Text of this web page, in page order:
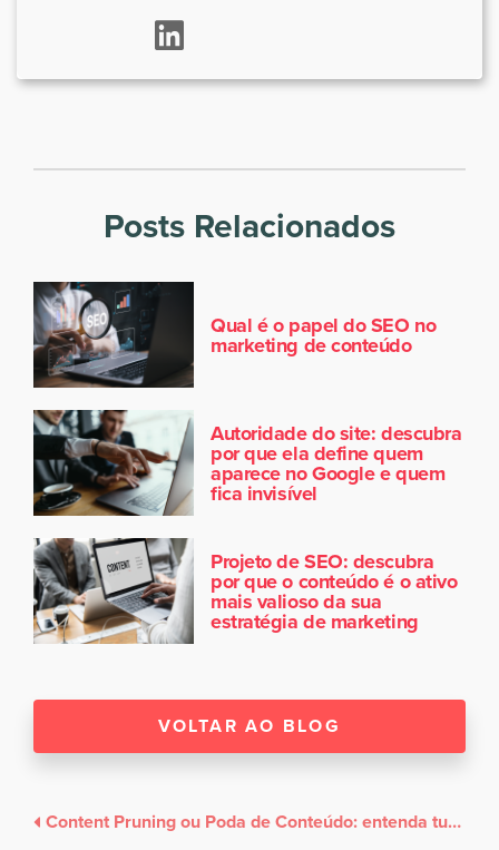
Posts Relacionados
Qual é o papel do SEO no
marketing de conteúdo
Autoridade do site: descubra
por que ela define quem
aparece no Google e quem
fica invisível
Projeto de SEO: descubra
por que o conteúdo é o ativo
mais valioso da sua
estratégia de marketing
VOLTAR AO BLOG
Content Pruning ou Poda de Conteúdo: entenda tudo sobre essa nova tendência de SEO!